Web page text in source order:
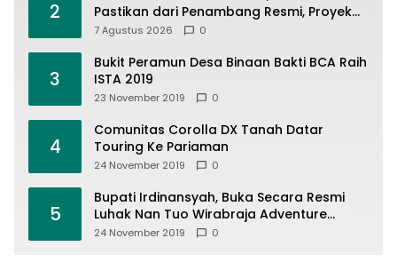
2
Pastikan dari Penambang Resmi, Proyek
Pengaman Pantai Mandiri Sejati Sudah
7 Agustus 2026 0
3
Bukit Peramun Desa Binaan Bakti BCA Raih
ISTA 2019
23 November 2019 0
4
Comunitas Corolla DX Tanah Datar
Touring Ke Pariaman
24 November 2019 0
5
Bupati Irdinansyah, Buka Secara Resmi
Luhak Nan Tuo Wirabraja Adventure
Offroad 2019
24 November 2019 0